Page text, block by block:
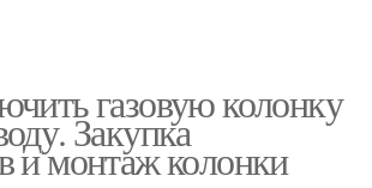
газовую колонку
Закупка
и монтаж колонки